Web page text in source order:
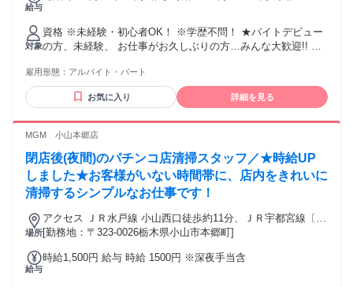
給与
支給
対象
資格 ※未経験・初心者OK！ ※学歴不問！ ★バイトデビュー
の方、未経験、 お仕事がお久しぶりの方…みんな大歓迎!! オ
ト、フリーターさんなど 様々な方が活躍中！ 経験者・ブラン
クがある方もOK！ ◎学生活躍中！ ◎パート主婦・主夫活躍
中！ ◎経験者歓迎！ ◎長期勤務歓迎！
雇用形態： アルバイト・パート
お気に入り 詳細を見る
MGM 小山本郷店
閉店後(夜間)のパチンコ店清掃スタッフ／★時給UP
しました★お客様がいない時間帯に、店内をきれいに
清掃するシンプルなお仕事です！
場所
アクセス ＪＲ水戸線 小山西口徒歩約11分、ＪＲ宇都宮線〔東
北本線〕・ＪＲ上野東京ライン 小山西口徒歩約11分、ＪＲ東
[勤務地：〒323-0026栃木県小山市本郷町]
給与
時給1,500円 給与 時給 1500円 ※深夜手当含